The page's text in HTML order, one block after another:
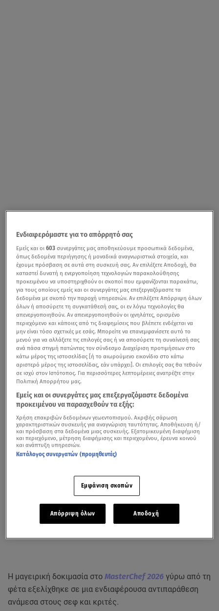
Η μαγειρική δοκιμασία στο MasterChef 2026 γύρω από τη
φέτα εξελίχθηκε σε μια ενδιαφέρουσα αντιπαράθεση
ανάμεσα στους σεφ και κριτές.
Ενδιαφερόμαστε για το απόρρητό σας
Εμείς και οι603 συνεργάτες μας αποθηκεύουμε προσωπικά δεδομένα,
όπως δεδομένα περιήγησης ή μοναδικά αναγνωριστικά στοιχεία, και
έχουμε πρόσβαση σε αυτά στη συσκευή σας. Αν επιλέξετε Αποδοχή, θα
καταστεί δυνατή η ενεργοποίηση τεχνολογιών παρακολούθησης
προκειμένου να υποστηριχθούν οι σκοποί που εμφανίζονται παρακάτω,
για τους οποίους εμείς και οι συνεργάτες μας επεξεργαζόμαστε τα
δεδομένα με σκοπό την παροχή υπηρεσιών. Αν επιλέξετε Απόρριψη όλων
όλων ή αποσύρετε τη συγκατάθεσή σας, οι εν λόγω τεχνολογίες θα
απενεργοποιηθούν. Αν απενεργοποιηθούν οι ιχνηλάτες, ορισμένο
περιεχόμενο και κάποιες από τις διαφημίσεις που βλέπετε ενδέχεται να
μην είναι τόσο σχετικές με εσάς. Μπορείτε να επανεμφανίσετε αυτό το
μενού για να αλλάξετε τις επιλογές σας ή να αποσύρετε τη συναίνεσή σας
ανά πάσα στιγμή πατώντας τον σύνδεσμο Διαχείριση προτιμήσεων στο
κάτω μέρος της ιστοσελίδας [ή το αιωρούμενο εικονίδιο στο κάτω
αριστερό μέρος της ιστοσελίδας, εάν υπάρχει]. Οι επιλογές σας θα τεθούν
σε ισχύ στον Ιστότοπος. Για περισσότερες λεπτομέρειες ανατρέξτε στην
Πολιτική Απορρήτου μας.
Εμείς και οι συνεργάτες μας επεξεργαζόμαστε δεδομένα
προκειμένου να παρασχεθούν τα εξής:
Χρήση επακριβών δεδομένων γεωεντοπισμού. Ακριβής σάρωση
χαρακτηριστικών συσκευής για αναγνώριση ταυτότητας. Αποθήκευση ή/
και πρόσβαση στα δεδομένα μιας συσκευής. Εξατομικευμένη διαφήμιση
και περιεχόμενο, μέτρηση διαφήμισης και περιεχομένου, έρευνα κοινού
και ανάπτυξη υπηρεσιών.
Κατάλογος συνεργατών (προμηθευτές)
Εμφάνιση σκοπών
Απόρριψη όλων Αποδοχή